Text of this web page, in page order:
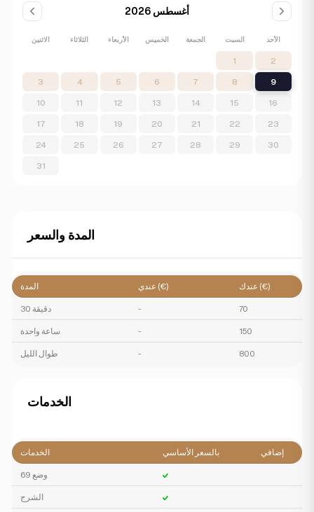
أغسطس 2026
الاثنين الثلاثاء الأربعاء الخميس الجمعة السبت الأحد
1 2
3 4 5 6 7 8 9
10 11 12 13 14 15 16
17 18 19 20 21 22 23
24 25 26 27 28 29 30
31
المدة والسعر
المدة عندي (€) عندك (€)
30 دقيقة - 70
ساعة واحدة - 150
طوال الليل - 800
الخدمات
الخدمات بالسعر الأساسي إضافي
وضع 69
الشرج